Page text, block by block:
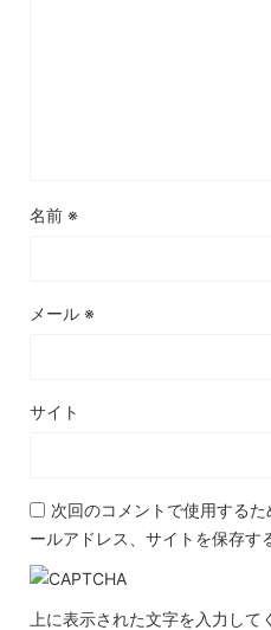
名前 ※
メール ※
サイト
次回のコメントで使用する
ールアドレス、サイトを保存す
上に表示された文字を入力して